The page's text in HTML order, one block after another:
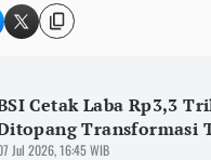
Cetak Laba Rp3,3
Transformasi
Jul 2026, 16:45 WIB